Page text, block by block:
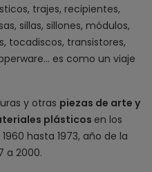
trajes, recipientes,
sillas, sillones, módulos,
tocadiscos, transistores,
es como un viaje
y otras piezas de arte y
plásticos en los
hasta 1973, año de la
a 2000.